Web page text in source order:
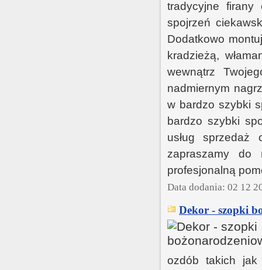
tradycyjne firany
spojrzeń
Dodatkowo
kradzieżą,
wewnątrz
nadmiernym
w bardzo szybki
bardzo szybki
usług
zapraszamy do
profesjonalną
Data dodania: 02 12
Dekor - szopki
ozdób takich jak